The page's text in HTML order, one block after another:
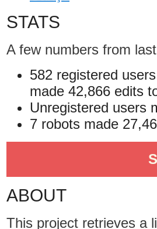
STATS
A few numbers from
582 registered
made 42,866 edits
Unregistered users
7 robots made
ABOUT
This project retrieves a